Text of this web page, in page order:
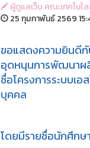
ผู้ดูแลเว็บ คณะเทคโนโ
25 กุมภาพันธ์ 2569
ขอแสดงความยินดีกั
อุดหนุนการพัฒนาผ
ชื่อโครงการระบบเ
บุคคล
โดยมีรายชื่อนักศึกษ